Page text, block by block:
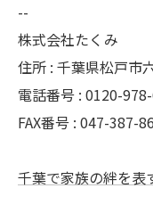
--
株式会社たくみ
住所 : 千葉県松戸市
電話番号 : 0120-
FAX番号 : 047-387-
千葉で家族の絆を表